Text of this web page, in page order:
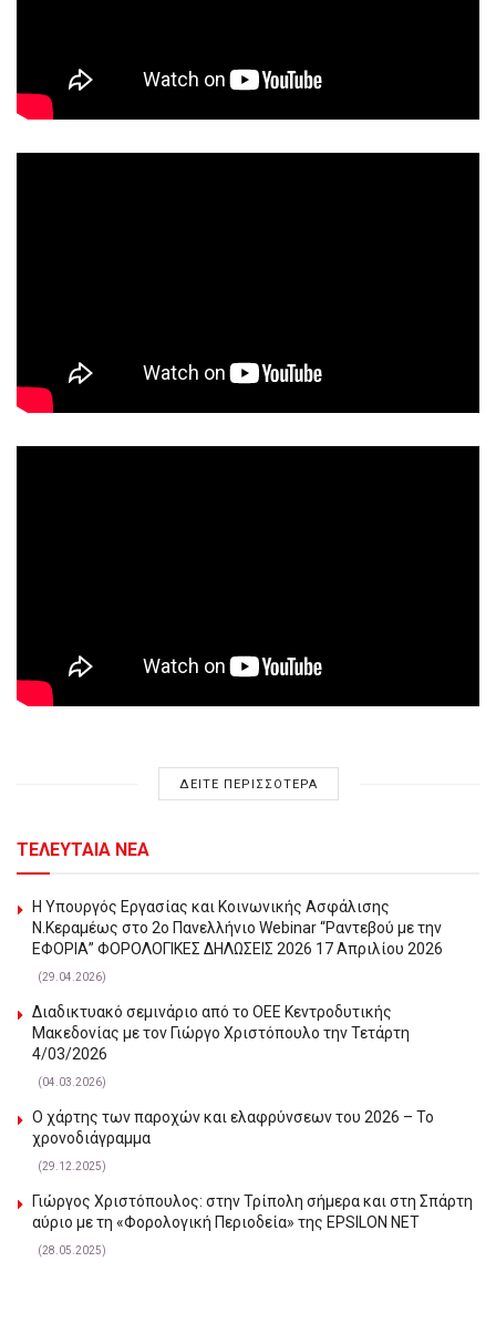
ΔΕΙΤΕ ΠΕΡΙΣΣΟΤΕΡΑ
ΤΕΛΕΥΤΑΙΑ ΝΕΑ
Η Υπουργός Εργασίας και Κοινωνικής Ασφάλισης
Ν.Κεραμέως στο 2o Πανελλήνιο Webinar “Ραντεβού με την
ΕΦΟΡΙΑ” ΦΟΡΟΛΟΓΙΚΕΣ ΔΗΛΩΣΕΙΣ 2026 17 Απριλίου 2026
(29.04.2026)
Διαδικτυακό σεμινάριο από το ΟΕΕ Κεντροδυτικής
Μακεδονίας με τον Γιώργο Χριστόπουλο την Τετάρτη
4/03/2026
(04.03.2026)
Ο χάρτης των παροχών και ελαφρύνσεων του 2026 – Το
χρονοδιάγραμμα
(29.12.2025)
Γιώργος Χριστόπουλος: στην Τρίπολη σήμερα και στη Σπάρτη
αύριο με τη «Φορολογική Περιοδεία» της EPSILON NET
(28.05.2025)